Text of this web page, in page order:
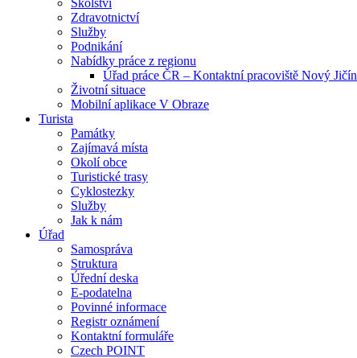
Školství
Zdravotnictví
Služby
Podnikání
Nabídky práce z regionu
Úřad práce ČR – Kontaktní pracoviště Nový Jičín
Životní situace
Mobilní aplikace V Obraze
Turista
Památky
Zajímavá místa
Okolí obce
Turistické trasy
Cyklostezky
Služby
Jak k nám
Úřad
Samospráva
Struktura
Úřední deska
E-podatelna
Povinné informace
Registr oznámení
Kontaktní formuláře
Czech POINT